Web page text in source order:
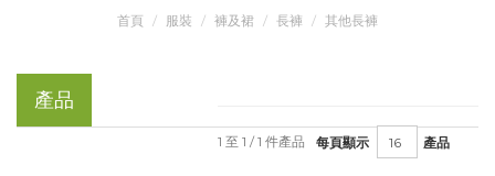
首頁 服裝 褲及裙 長褲 其他長褲
產品
每頁顯示 產品
1 至 1 / 1 件產品